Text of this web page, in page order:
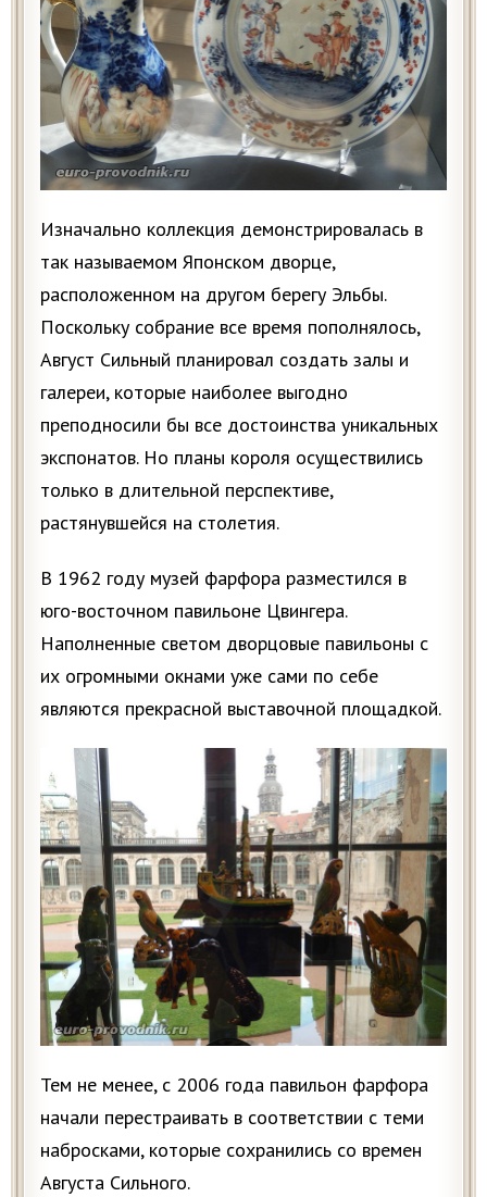
Изначально коллекция демонстрировалась в
так называемом Японском дворце,
расположенном на другом берегу Эльбы.
Поскольку собрание все время пополнялось,
Август Сильный планировал создать залы и
галереи, которые наиболее выгодно
преподносили бы все достоинства уникальных
экспонатов. Но планы короля осуществились
только в длительной перспективе,
растянувшейся на столетия.
В 1962 году музей фарфора разместился в
юго-восточном павильоне Цвингера.
Наполненные светом дворцовые павильоны с
их огромными окнами уже сами по себе
являются прекрасной выставочной площадкой.
Тем не менее, с 2006 года павильон фарфора
начали перестраивать в соответствии с теми
набросками, которые сохранились со времен
Августа Сильного.